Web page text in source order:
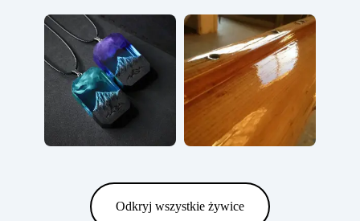
Odkryj wszystkie żywice